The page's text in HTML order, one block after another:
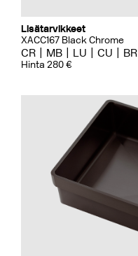
Lisätarvikkeet
XACC167 Black Chrome
CR MB LU CU BR
Hinta 280 €